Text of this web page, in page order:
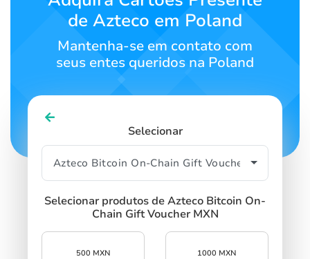
Portuguêsde Azteco em Poland
Mantenha-se em contato com
seus entes queridos na Poland
Selecionar
Selecionar produtos de Azteco Bitcoin On-
Chain Gift Voucher MXN
500 MXN 1000 MXN